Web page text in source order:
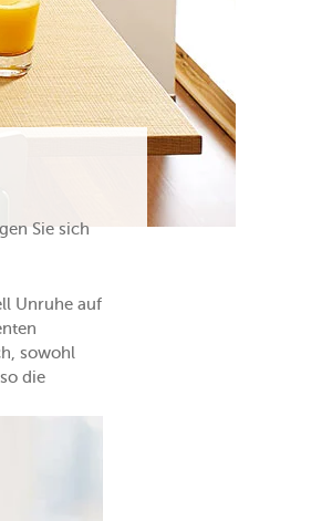
Sie sich
Unruhe auf
sowohl
die